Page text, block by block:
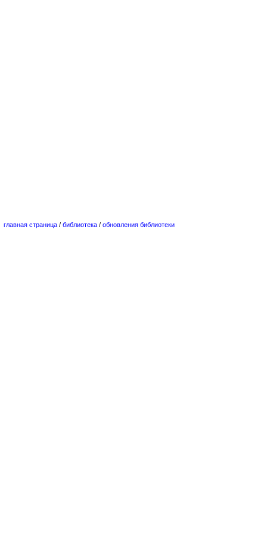
главная страница / библиотека / обновления библиотеки